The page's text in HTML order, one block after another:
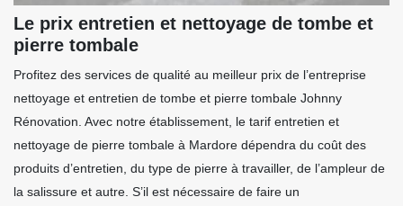
Le prix entretien et nettoyage de tombe et
pierre tombale
Profitez des services de qualité au meilleur prix de l’entreprise
nettoyage et entretien de tombe et pierre tombale Johnny
Rénovation. Avec notre établissement, le tarif entretien et
nettoyage de pierre tombale à Mardore dépendra du coût des
produits d’entretien, du type de pierre à travailler, de l’ampleur de
la salissure et autre. S’il est nécessaire de faire un